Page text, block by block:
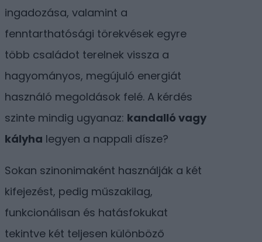
ingadozása, valamint a
fenntarthatósági törekvések egyre
több családot terelnek vissza a
hagyományos, megújuló energiát
használó megoldások felé. A kérdés
szinte mindig ugyanaz: kandalló vagy
kályha legyen a nappali dísze?
Sokan szinonimaként használják a két
kifejezést, pedig műszakilag,
funkcionálisan és hatásfokukat
tekintve két teljesen különböző